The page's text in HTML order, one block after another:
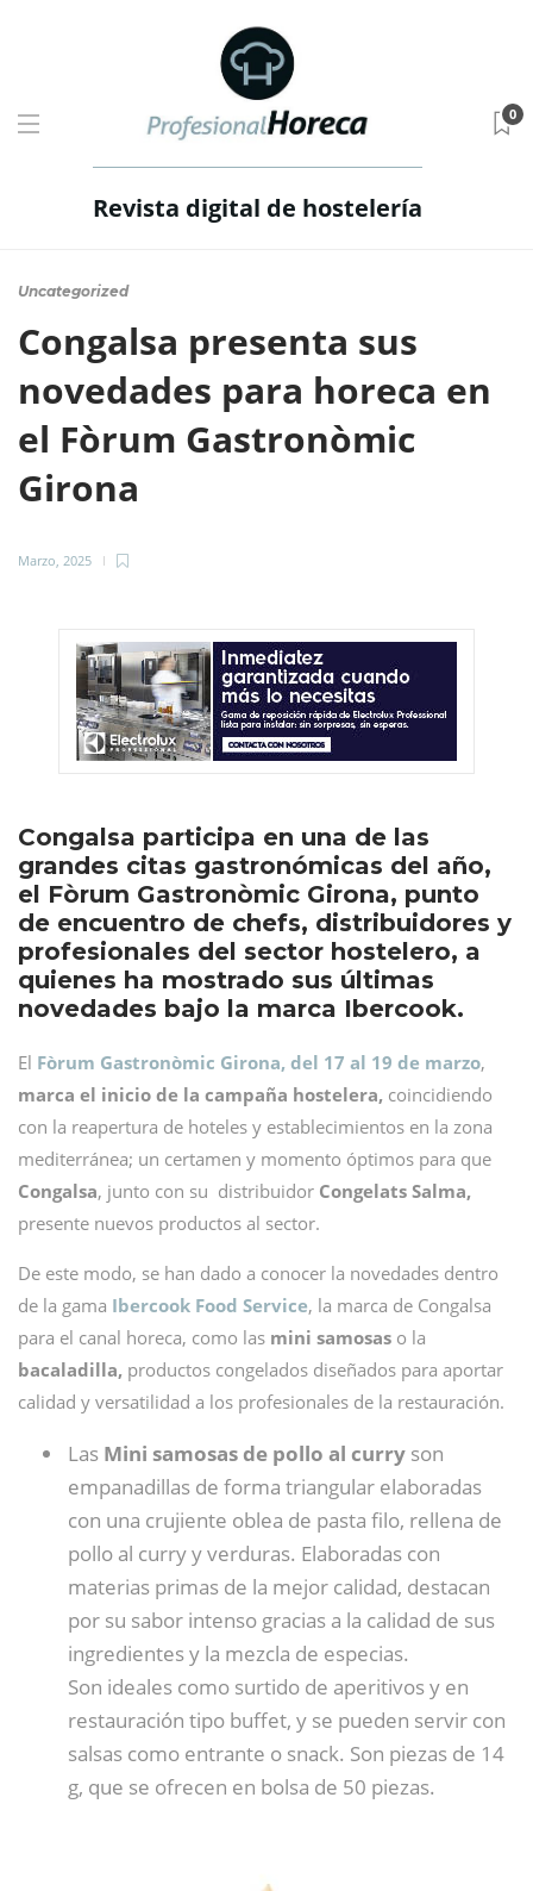
Revista digital de hostelería
0
Uncategorized
Congalsa presenta sus
novedades para horeca en
el Fòrum Gastronòmic
Girona
Marzo, 2025
Congalsa participa en una de las
grandes citas gastronómicas del año,
el Fòrum Gastronòmic Girona, punto
de encuentro de chefs, distribuidores y
profesionales del sector hostelero, a
quienes ha mostrado sus últimas
novedades bajo la marca Ibercook.
El Fòrum Gastronòmic Girona, del 17 al 19 de marzo,
marca el inicio de la campaña hostelera, coincidiendo
con la reapertura de hoteles y establecimientos en la zona
mediterránea; un certamen y momento óptimos para que
Congalsa, junto con su distribuidor Congelats Salma,
presente nuevos productos al sector.
De este modo, se han dado a conocer la novedades dentro
de la gama Ibercook Food Service, la marca de Congalsa
para el canal horeca, como las mini samosas o la
bacaladilla, productos congelados diseñados para aportar
calidad y versatilidad a los profesionales de la restauración.
Las Mini samosas de pollo al curry son
empanadillas de forma triangular elaboradas
con una crujiente oblea de pasta filo, rellena de
pollo al curry y verduras. Elaboradas con
materias primas de la mejor calidad, destacan
por su sabor intenso gracias a la calidad de sus
ingredientes y la mezcla de especias.
Son ideales como surtido de aperitivos y en
restauración tipo buffet, y se pueden servir con
salsas como entrante o snack. Son piezas de 14
g, que se ofrecen en bolsa de 50 piezas.